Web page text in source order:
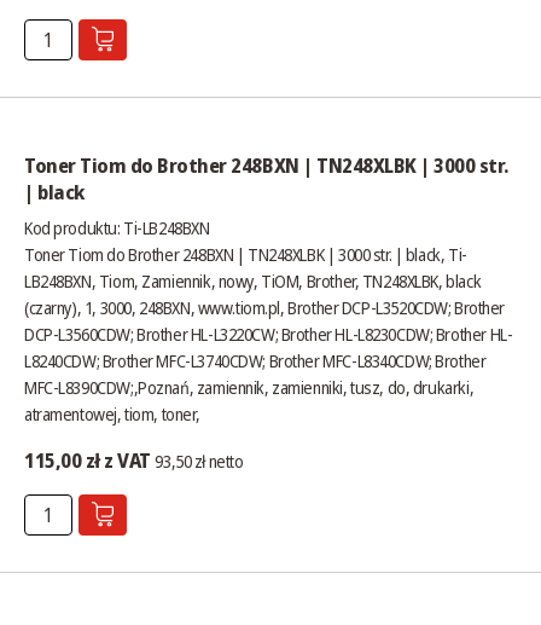
Toner Tiom do Brother 248BXN | TN248XLBK | 3000 str.
| black
Kod produktu: Ti-LB248BXN
Toner Tiom do Brother 248BXN | TN248XLBK | 3000 str. | black, Ti-
LB248BXN, Tiom, Zamiennik, nowy, TiOM, Brother, TN248XLBK, black
(czarny), 1, 3000, 248BXN,www.tiom.pl, Brother DCP-L3520CDW; Brother
DCP-L3560CDW; Brother HL-L3220CW; Brother HL-L8230CDW; Brother HL-
L8240CDW; Brother MFC-L3740CDW; Brother MFC-L8340CDW; Brother
MFC-L8390CDW;,Poznań, zamiennik, zamienniki, tusz, do, drukarki,
atramentowej, tiom, toner,
115,00 zł z VAT 93,50 zł netto